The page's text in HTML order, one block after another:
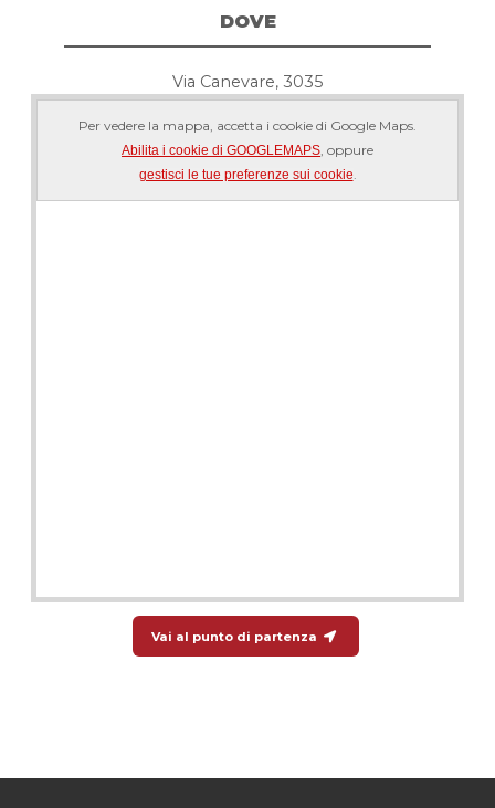
DOVE
Via Canevare, 3035
Per vedere la mappa, accetta i cookie di Google Maps.
Abilita i cookie di GOOGLEMAPS, oppure
gestisci le tue preferenze sui cookie.
Vai al punto di partenza